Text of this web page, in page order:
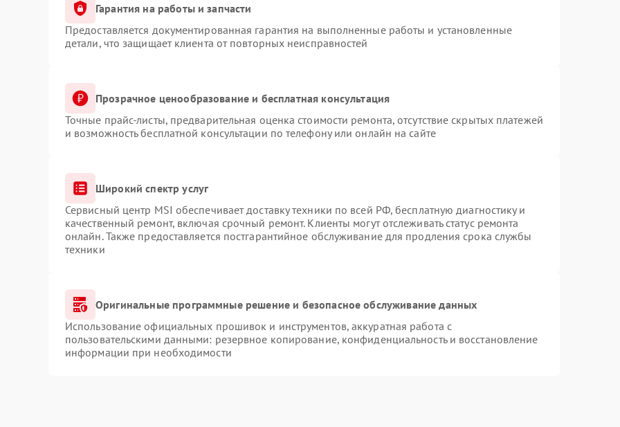
Гарантия на работы и запчасти
Предоставляется документированная гарантия на выполненные работы и установленные
детали, что защищает клиента от повторных неисправностей
Прозрачное ценообразование и бесплатная консультация
Точные прайс-листы, предварительная оценка стоимости ремонта, отсутствие скрытых платежей
и возможность бесплатной консультации по телефону или онлайн на сайте
Широкий спектр услуг
Сервисный центр MSI обеспечивает доставку техники по всей РФ, бесплатную диагностику и
качественный ремонт, включая срочный ремонт. Клиенты могут отслеживать статус ремонта
онлайн. Также предоставляется постгарантийное обслуживание для продления срока службы
техники
Оригинальные программные решение и безопасное обслуживание данных
Использование официальных прошивок и инструментов, аккуратная работа с
пользовательскими данными: резервное копирование, конфиденциальность и восстановление
информации при необходимости